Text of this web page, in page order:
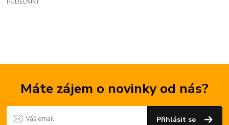
PODÉLNÍKY
Máte zájem o novinky od nás?
Přihlásit se